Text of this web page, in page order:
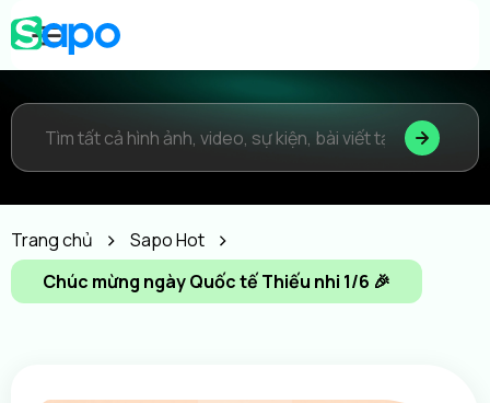
Trang chủ
Sapo Hot
Chúc mừng ngày Quốc tế Thiếu nhi 1/6 🎉